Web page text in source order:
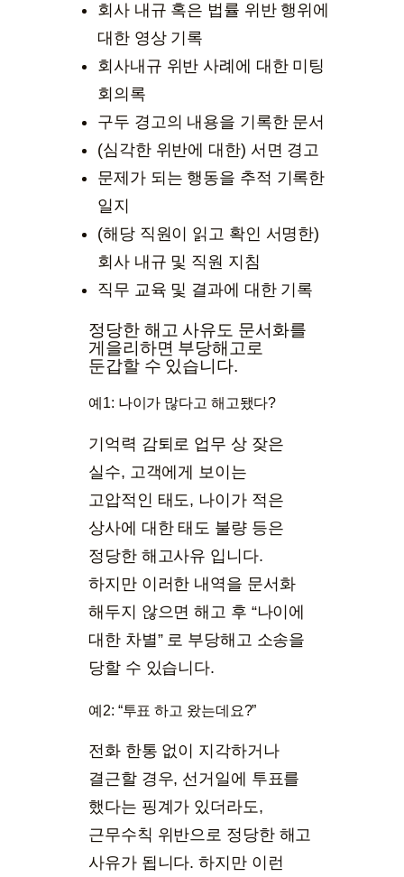
회사 내규 혹은 법률 위반 행위에
대한 영상 기록
회사내규 위반 사례에 대한 미팅
회의록
구두 경고의 내용을 기록한 문서
(심각한 위반에 대한) 서면 경고
문제가 되는 행동을 추적 기록한
일지
(해당 직원이 읽고 확인 서명한)
회사 내규 및 직원 지침
직무 교육 및 결과에 대한 기록
정당한 해고 사유도 문서화를
게을리하면 부당해고로
둔갑할 수 있습니다.
예1: 나이가 많다고 해고됐다?
기억력 감퇴로 업무 상 잦은
실수, 고객에게 보이는
고압적인 태도, 나이가 적은
상사에 대한 태도 불량 등은
정당한 해고사유 입니다.
하지만 이러한 내역을 문서화
해두지 않으면 해고 후 “나이에
대한 차별” 로 부당해고 소송을
당할 수 있습니다.
예2: “투표 하고 왔는데요?”
전화 한통 없이 지각하거나
결근할 경우, 선거일에 투표를
했다는 핑계가 있더라도,
근무수칙 위반으로 정당한 해고
사유가 됩니다. 하지만 이런